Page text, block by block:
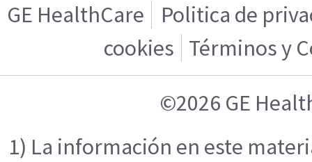
GE HealthCare
Politica de
cookies Términos y
©2026 GE
1) La información en este